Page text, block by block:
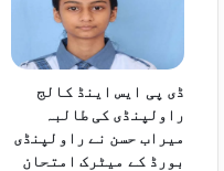
ڈی پی ایس اینڈ کالج
راولپنڈی کی طالبہ
میراب حسن نے راولپنڈی
بورڈ کے میٹرک امتحان